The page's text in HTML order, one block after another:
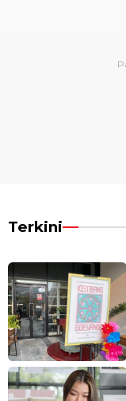
Terkini